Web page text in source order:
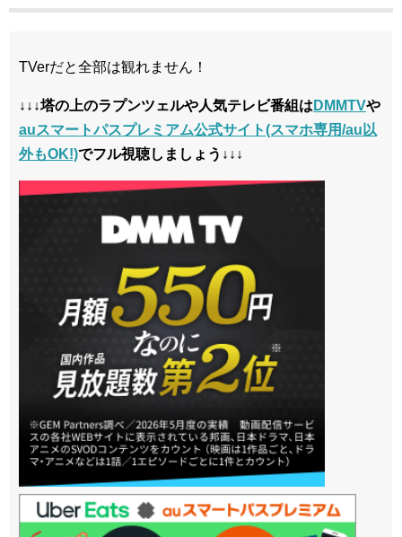
TVerだと全部は観れません！
↓↓↓塔の上のラプンツェルや人気テレビ番組は DMMTVや
auスマートパスプレミアム公式サイト(スマホ専用/au以
外もOK!)でフル視聴しましょう↓↓↓